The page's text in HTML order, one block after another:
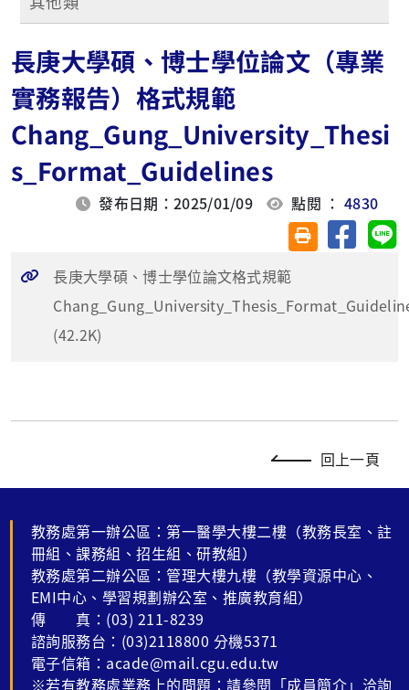
長庚大學碩、博士學位論文（專業
實務報告）格式規範
Chang_Gung_University_Thesi
s_Format_Guidelines
發布日期：2025/01/09 點閱 ：4830
友善列印(另開視
分享至
長庚大學碩、博士學位論文格式規範
(42.2K)
回上一頁
教務處第一辦公區：第一醫學大樓二樓（教務長室、註
冊組、課務組、招生組、研教組）
教務處第二辦公區：管理大樓九樓（教學資源中心、
EMI中心、學習規劃辦公室、推廣教育組）
傳 真：(03) 211-8239
諮詢服務台：(03)2118800 分機5371
電子信箱：acade@mail.cgu.edu.tw
※若有教務處業務上的問題：請參閱「成員簡介」洽詢